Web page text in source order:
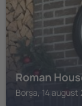
Roman
Borșa, 14